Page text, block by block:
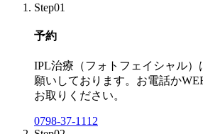
Step01
予約
IPL治療（フォトフェイシャル）
願いしております。お電話か
お取りください。
0798-37-1112